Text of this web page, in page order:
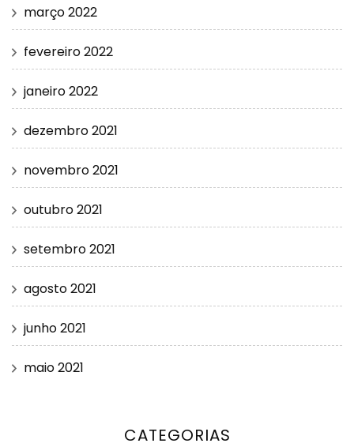
março 2022
fevereiro 2022
janeiro 2022
dezembro 2021
novembro 2021
outubro 2021
setembro 2021
agosto 2021
junho 2021
maio 2021
CATEGORIAS